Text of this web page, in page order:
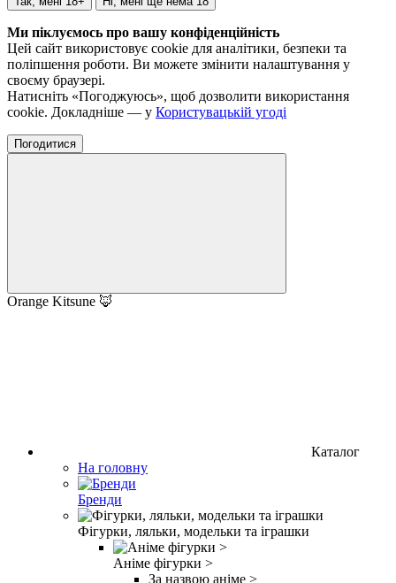
Ми піклуємось про вашу конфіденційність
Цей сайт використовує cookie для аналітики, безпеки та
поліпшення роботи. Ви можете змінити налаштування у
своєму браузері.
Натисніть «Погоджуюсь», щоб дозволити використання
cookie. Докладніше — у Користувацькій угоді
Погодитися
Orange Kitsune 🦊
Каталог
На головну
Бренди
Фігурки, ляльки, модельки та іграшки
Аніме фігурки >
За назвою аніме >